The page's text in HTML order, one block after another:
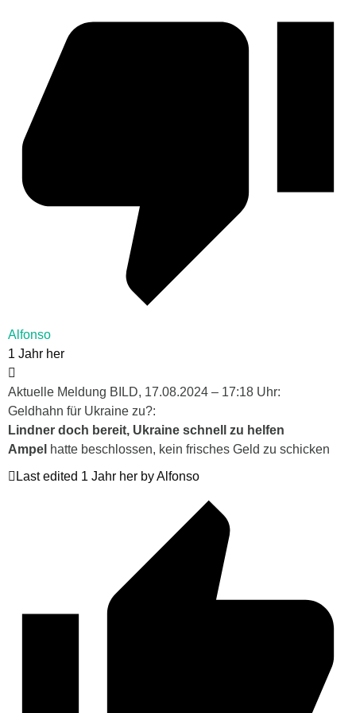
Alfonso
1 Jahr her
Aktuelle Meldung BILD, 17.08.2024 – 17:18 Uhr:
Geldhahn für Ukraine zu?:
Lindner doch bereit, Ukraine schnell zu helfen
Ampel hatte beschlossen, kein frisches Geld zu schicken
Last edited 1 Jahr her by Alfonso